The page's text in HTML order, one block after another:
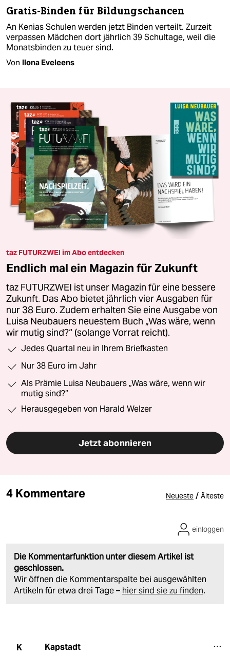
Gratis-Binden für Bildungschancen
An Kenias Schulen werden jetzt Binden verteilt. Zurzeit
verpassen Mädchen dort jährlich 39 Schultage, weil die
Monatsbinden zu teuer sind.
Von Ilona Eveleens
taz FUTURZWEI im Abo entdecken
Endlich mal ein Magazin für Zukunft
taz FUTURZWEI ist unser Magazin für eine bessere
Zukunft. Das Abo bietet jährlich vier Ausgaben für
nur 38 Euro. Zudem erhalten Sie eine Ausgabe von
Luisa Neubauers neuestem Buch „Was wäre, wenn
wir mutig sind?“ (solange Vorrat reicht).
Jedes Quartal neu in Ihrem Briefkasten
Nur 38 Euro im Jahr
Als Prämie Luisa Neubauers „Was wäre, wenn wir
mutig sind?“
Herausgegeben von Harald Welzer
Jetzt abonnieren
4 Kommentare Neueste / Älteste
Die Kommentarfunktion unter diesem Artikel ist
geschlossen.
Wir öffnen die Kommentarspalte bei ausgewählten
Artikeln für etwa drei Tage – hier sind sie zu finden.
einloggen
K Kapstadt